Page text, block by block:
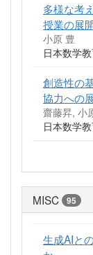
多様な考
授業の展
小原 豊
日本数学
創造性の
協力への
齋藤昇, 小
日本数学
MISC 95
生成AIと